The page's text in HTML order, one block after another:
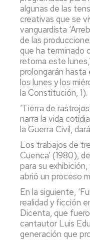
algunas de las
creativas que se
vanguardista
de las
que ha terminado
retoma este
prolongarán hasta
los lunes y los
la Constitución, 1).
‘Tierra de
narra la vida
la Guerra Civil,
Los trabajos de
Cuenca’ (1980),
para su
abrió un proceso
En la siguiente,
realidad y ficción
Dicenta, que
cantautor Luis
generación que